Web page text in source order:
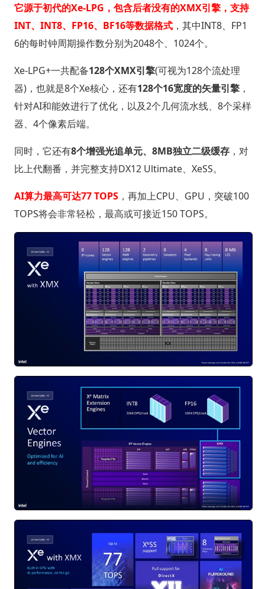
它源于初代的Xe-LPG，包含后者没有的XMX引擎，支持
INT、INT8、FP16、BF16等数据格式，其中INT8、FP1
6的每时钟周期操作数分别为2048个、1024个。
Xe-LPG+一共配备128个XMX引擎(可视为128个流处理
器)，也就是8个Xe核心，还有128个16宽度的矢量引擎，
针对AI和能效进行了优化，以及2个几何流水线、8个采样
器、4个像素后端。
同时，它还有8个增强光追单元、8MB独立二级缓存，对
比上代翻番，并完整支持DX12 Ultimate、XeSS。
AI算力最高可达77 TOPS，再加上CPU、GPU，突破100
TOPS将会非常轻松，最高或可接近150 TOPS。